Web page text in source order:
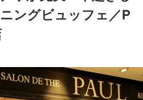
ングビュッフェ／P